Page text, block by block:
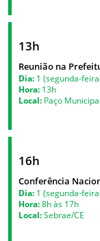
13h
Reunião na
Dia: 1 (segunda-
Hora: 13h
Local: Paço Municipal
16h
Conferência
Dia: 1 (segunda-
Hora:8h às 17h
Local:Sebrae/CE